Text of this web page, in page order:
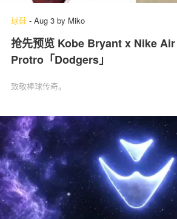
球鞋 - Aug 3 by Miko
抢先预览 Kobe Bryant x Nike
Protro「Dodgers」
致敬棒球传奇。